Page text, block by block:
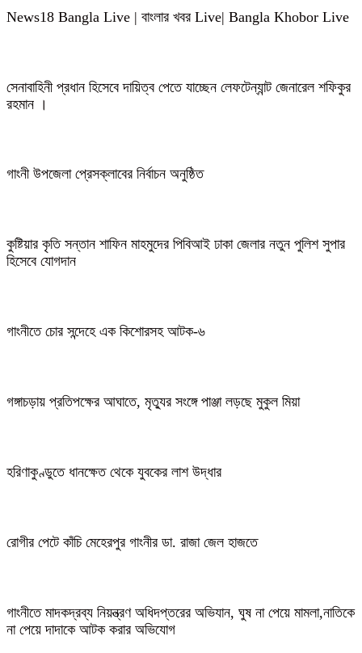
News18 Bangla Live | বাংলার খবর Live| Bangla Khobor Live
সেনাবাহিনী প্রধান হিসেবে দায়িত্ব পেতে যাচ্ছেন লেফটেন্যান্ট জেনারেল শফিকুর
রহমান ।
গাংনী উপজেলা প্রেসক্লাবের নির্বাচন অনুষ্ঠিত
কুষ্টিয়ার কৃতি সন্তান শাফিন মাহমুদের পিবিআই ঢাকা জেলার নতুন পুলিশ সুপার
হিসেবে যোগদান
গাংনীতে চোর সন্দেহে এক কিশোরসহ আটক-৬
গঙ্গাচড়ায় প্রতিপক্ষের আঘাতে, মৃত্যুর সংঙ্গে পাঞ্জা লড়ছে মুকুল মিয়া
হরিণাকুণ্ডুতে ধানক্ষেত থেকে যুবকের লাশ উদ্ধার
রোগীর পেটে কাঁচি মেহেরপুর গাংনীর ডা. রাজা জেল হাজতে
গাংনীতে মাদকদ্রব্য নিয়ন্ত্রণ অধিদপ্তরের অভিযান, ঘুষ না পেয়ে মামলা,নাতিকে
না পেয়ে দাদাকে আটক করার অভিযোগ